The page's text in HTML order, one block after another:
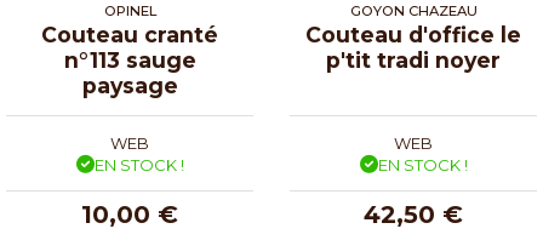
OPINEL
Couteau cranté
n°113 sauge
paysage
WEB
EN STOCK !
10,00 €
GOYON CHAZEAU
Couteau d'office le
p'tit tradi noyer
WEB
EN STOCK !
42,50 €